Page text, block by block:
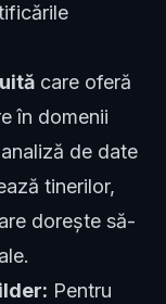
care oferă
în domenii
de date
tinerilor,
dorește să-
Pentru